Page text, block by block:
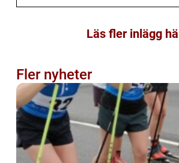
Läs fler inlägg
Fler nyheter